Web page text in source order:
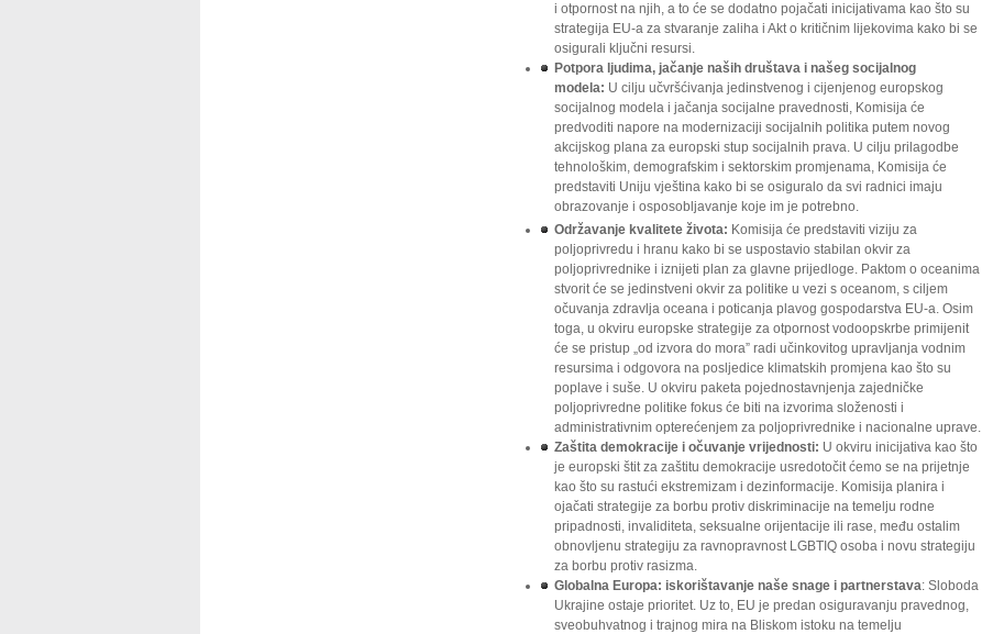
i otpornost na njih, a to će se dodatno pojačati inicijativama kao što su
strategija EU-a za stvaranje zaliha i Akt o kritičnim lijekovima kako bi se
osigurali ključni resursi.
Potpora ljudima, jačanje naših društava i našeg socijalnog
modela: U cilju učvršćivanja jedinstvenog i cijenjenog europskog
socijalnog modela i jačanja socijalne pravednosti, Komisija će
predvoditi napore na modernizaciji socijalnih politika putem novog
akcijskog plana za europski stup socijalnih prava. U cilju prilagodbe
tehnološkim, demografskim i sektorskim promjenama, Komisija će
predstaviti Uniju vještina kako bi se osiguralo da svi radnici imaju
obrazovanje i osposobljavanje koje im je potrebno.
Održavanje kvalitete života: Komisija će predstaviti viziju za
poljoprivredu i hranu kako bi se uspostavio stabilan okvir za
poljoprivrednike i iznijeti plan za glavne prijedloge. Paktom o oceanima
stvorit će se jedinstveni okvir za politike u vezi s oceanom, s ciljem
očuvanja zdravlja oceana i poticanja plavog gospodarstva EU-a. Osim
toga, u okviru europske strategije za otpornost vodoopskrbe primijenit
će se pristup „od izvora do mora” radi učinkovitog upravljanja vodnim
resursima i odgovora na posljedice klimatskih promjena kao što su
poplave i suše. U okviru paketa pojednostavnjenja zajedničke
poljoprivredne politike fokus će biti na izvorima složenosti i
administrativnim opterećenjem za poljoprivrednike i nacionalne uprave.
Zaštita demokracije i očuvanje vrijednosti: U okviru inicijativa kao što
je europski štit za zaštitu demokracije usredotočit ćemo se na prijetnje
kao što su rastući ekstremizam i dezinformacije. Komisija planira i
ojačati strategije za borbu protiv diskriminacije na temelju rodne
pripadnosti, invaliditeta, seksualne orijentacije ili rase, među ostalim
obnovljenu strategiju za ravnopravnost LGBTIQ osoba i novu strategiju
za borbu protiv rasizma.
Globalna Europa: iskorištavanje naše snage i partnerstava: Sloboda
Ukrajine ostaje prioritet. Uz to, EU je predan osiguravanju pravednog,
sveobuhvatnog i trajnog mira na Bliskom istoku na temelju